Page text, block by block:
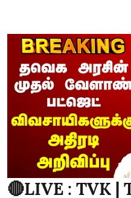
🔴LIVE : TVK |